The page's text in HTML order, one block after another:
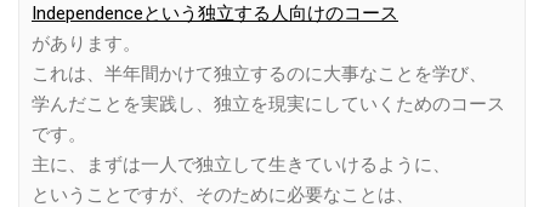
Independenceという独立する人向けのコース
があります。
これは、半年間かけて独立するのに大事なことを学び、
学んだことを実践し、独立を現実にしていくためのコース
です。
主に、まずは一人で独立して生きていけるように、
ということですが、そのために必要なことは、